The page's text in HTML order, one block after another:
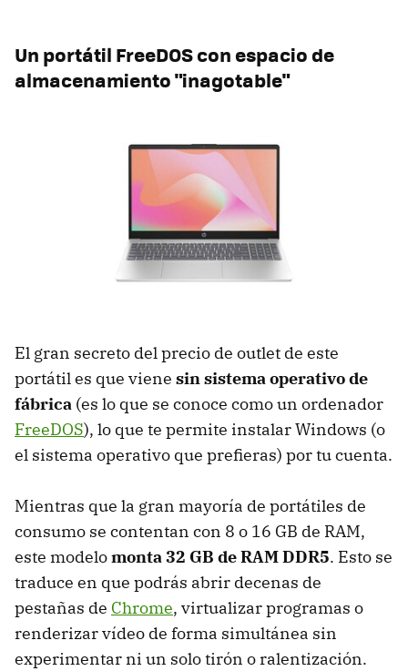
Un portátil FreeDOS con espacio de
almacenamiento "inagotable"
El gran secreto del precio de outlet de este
portátil es que viene sin sistema operativo de
fábrica (es lo que se conoce como un ordenador
FreeDOS), lo que te permite instalar Windows (o
el sistema operativo que prefieras) por tu cuenta.
Mientras que la gran mayoría de portátiles de
consumo se contentan con 8 o 16 GB de RAM,
este modelomonta 32 GB de RAM DDR5. Esto se
traduce en que podrás abrir decenas de
pestañas de Chrome, virtualizar programas o
renderizar vídeo de forma simultánea sin
experimentar ni un solo tirón o ralentización.